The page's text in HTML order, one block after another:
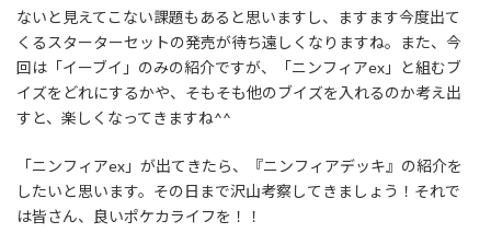
ないと見えてこない課題もあると思いますし、ますます今度出て
くるスターターセットの発売が待ち遠しくなりますね。また、今
回は「イーブイ」のみの紹介ですが、「ニンフィアex」と組むブ
イズをどれにするかや、そもそも他のブイズを入れるのか考え出
すと、楽しくなってきますね^^
「ニンフィアex」が出てきたら、『ニンフィアデッキ』の紹介を
したいと思います。その日まで沢山考察してきましょう！それで
は皆さん、良いポケカライフを！！